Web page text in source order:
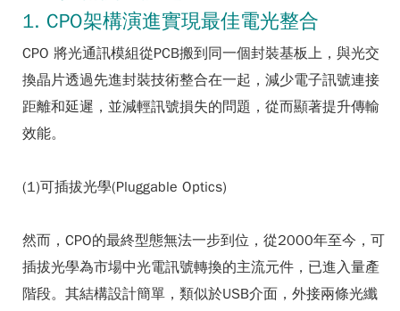
1. CPO架構演進實現最佳電光整合
CPO 將光通訊模組從PCB搬到同一個封裝基板上，與光交
換晶片透過先進封裝技術整合在一起，減少電子訊號連接
距離和延遲，並減輕訊號損失的問題，從而顯著提升傳輸
效能。
(1)可插拔光學(Pluggable Optics)
然而，CPO的最終型態無法一步到位，從2000年至今，可
插拔光學為市場中光電訊號轉換的主流元件，已進入量產
階段。其結構設計簡單，類似於USB介面，外接兩條光纖